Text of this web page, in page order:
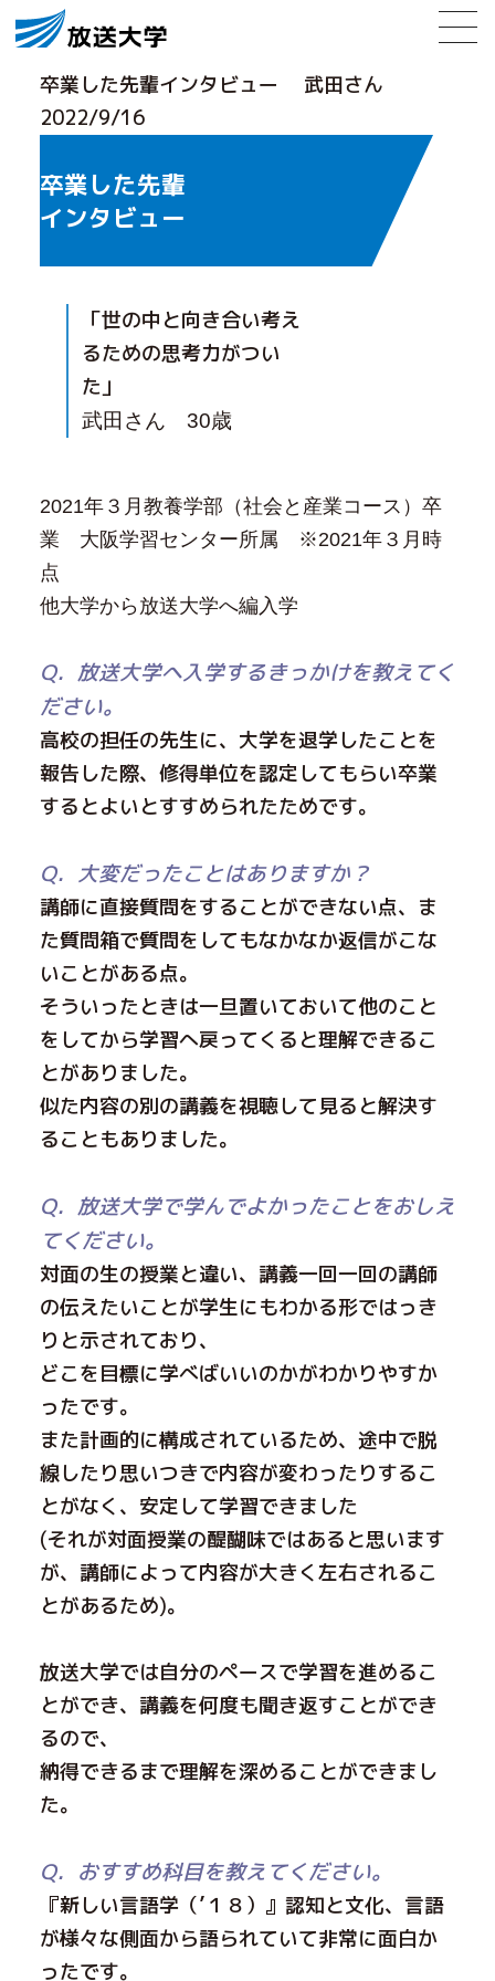
卒業した先輩インタビュー 武田さん
2022/9/16
卒業した先輩
インタビュー
「世の中と向き合い考え
るための思考力がつい
た」
武田さん 30歳
2021年３月教養学部（社会と産業コース）卒
業 大阪学習センター所属 ※2021年３月時
点
他大学から放送大学へ編入学
Q．放送大学へ入学するきっかけを教えてく
ださい。
高校の担任の先生に、大学を退学したことを
報告した際、修得単位を認定してもらい卒業
するとよいとすすめられたためです。
Q．大変だったことはありますか？
講師に直接質問をすることができない点、ま
た質問箱で質問をしてもなかなか返信がこな
いことがある点。
そういったときは一旦置いておいて他のこと
をしてから学習へ戻ってくると理解できるこ
とがありました。
似た内容の別の講義を視聴して見ると解決す
ることもありました。
Q．放送大学で学んでよかったことをおしえ
てください。
対面の生の授業と違い、講義一回一回の講師
の伝えたいことが学生にもわかる形ではっき
りと示されており、
どこを目標に学べばいいのかがわかりやすか
ったです。
また計画的に構成されているため、途中で脱
線したり思いつきで内容が変わったりするこ
とがなく、安定して学習できました
(それが対面授業の醍醐味ではあると思います
が、講師によって内容が大きく左右されるこ
とがあるため)。
放送大学では自分のペースで学習を進めるこ
とができ、講義を何度も聞き返すことができ
るので、
納得できるまで理解を深めることができまし
た。
Q．おすすめ科目を教えてください。
『新しい言語学（’１８）』認知と文化、言語
が様々な側面から語られていて非常に面白か
ったです。